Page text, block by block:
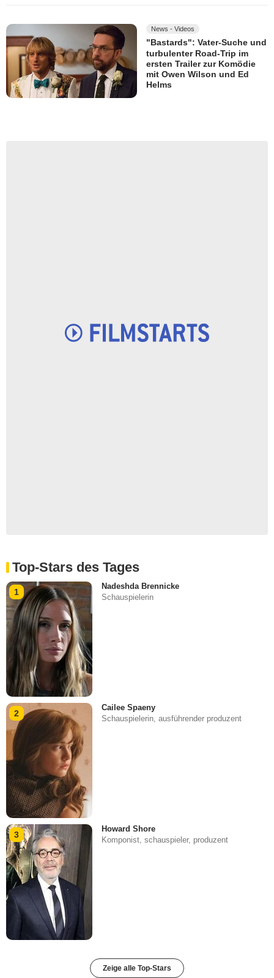
News - Videos
"Bastards": Vater-Suche und
turbulenter Road-Trip im
ersten Trailer zur Komödie
mit Owen Wilson und Ed
Helms
Top-Stars des Tages
1
Nadeshda Brennicke
Schauspielerin
2
Cailee Spaeny
Schauspielerin, ausführender produzent
3
Howard Shore
Komponist, schauspieler, produzent
Zeige alle Top-Stars